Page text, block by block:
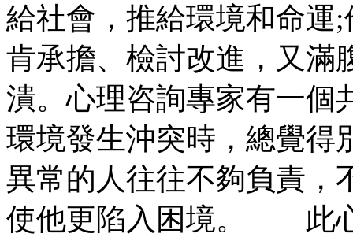
給社會，推給環境和命運
肯承擔、檢討改進，又滿
潰。心理咨詢專家有一個
環境發生沖突時，總覺得
異常的人往往不夠負責，
使他更陷入困境。 此